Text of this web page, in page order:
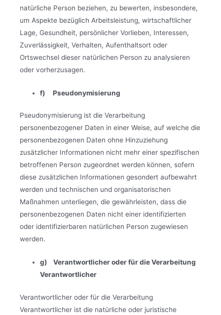
natürliche Person beziehen, zu bewerten, insbesondere,
um Aspekte bezüglich Arbeitsleistung, wirtschaftlicher
Lage, Gesundheit, persönlicher Vorlieben, Interessen,
Zuverlässigkeit, Verhalten, Aufenthaltsort oder
Ortswechsel dieser natürlichen Person zu analysieren
oder vorherzusagen.
f) Pseudonymisierung
Pseudonymisierung ist die Verarbeitung
personenbezogener Daten in einer Weise, auf welche die
personenbezogenen Daten ohne Hinzuziehung
zusätzlicher Informationen nicht mehr einer spezifischen
betroffenen Person zugeordnet werden können, sofern
diese zusätzlichen Informationen gesondert aufbewahrt
werden und technischen und organisatorischen
Maßnahmen unterliegen, die gewährleisten, dass die
personenbezogenen Daten nicht einer identifizierten
oder identifizierbaren natürlichen Person zugewiesen
werden.
g) Verantwortlicher oder für die Verarbeitung
Verantwortlicher
Verantwortlicher oder für die Verarbeitung
Verantwortlicher ist die natürliche oder juristische